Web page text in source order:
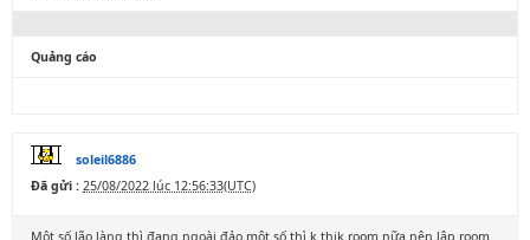
Quảng cáo
soleil6886
Đã gửi : 25/08/2022 lúc 12:56:33(UTC)
Một số lão làng thì đang ngoài đảo.một số thì k thik room nữa nên lập room